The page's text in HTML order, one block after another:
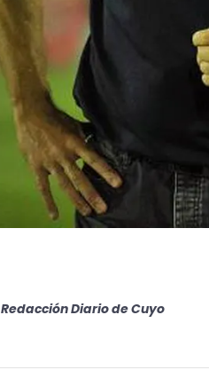
Redacción Diario de Cuyo